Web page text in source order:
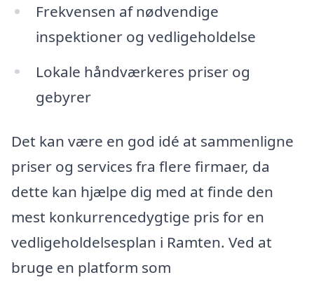
Frekvensen af nødvendige
inspektioner og vedligeholdelse
Lokale håndværkeres priser og
gebyrer
Det kan være en god idé at sammenligne
priser og services fra flere firmaer, da
dette kan hjælpe dig med at finde den
mest konkurrencedygtige pris for en
vedligeholdelsesplan i Ramten. Ved at
bruge en platform som